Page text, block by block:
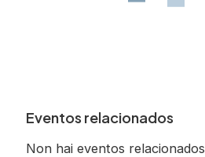
Eventos relacionados
Non hai eventos relacionados